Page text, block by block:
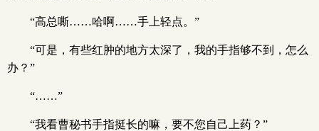
“高总嘶……哈啊……手上轻点。”
“可是，有些红肿的地方太深了，我的手指够不到，怎么
办？”
“……”
“我看曹秘书手指挺长的嘛，要不您自己上药？”